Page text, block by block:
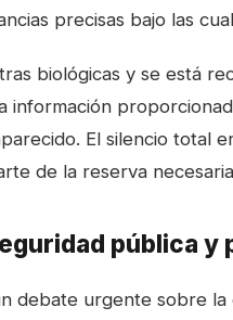
precisas bajo las
biológicas y se está
información
El silencio total
de la reserva
pública y
debate urgente sobre la